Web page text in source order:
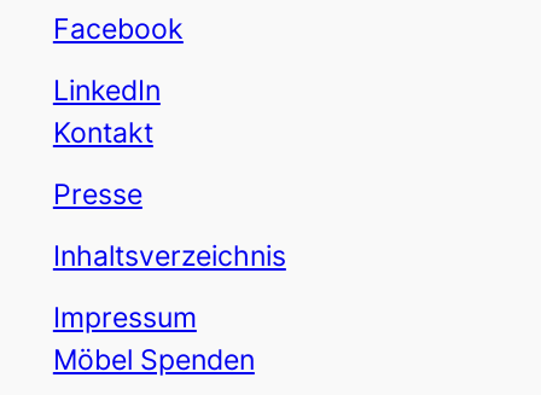
Facebook
LinkedIn
Kontakt
Presse
Inhaltsverzeichnis
Impressum
Möbel Spenden